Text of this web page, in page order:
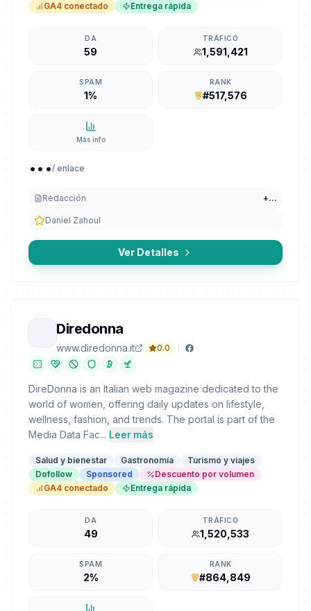
GA4 conectado
Entrega rápida
DA
59
TRÁFICO
1,591,421
SPAM
1%
RANK
#517,576
Más info
.../ enlace
Redacción +...
Daniel Zahoul
Ver Detalles
Diredonna
www.diredonna.it 0.0
DireDonna is an Italian web magazine dedicated to the
world of women, offering daily updates on lifestyle,
wellness, fashion, and trends. The portal is part of the
Media Data Fac... Leer más
Salud y bienestar Gastronomía
Turismo y viajes
Dofollow
Sponsored
Descuento por volumen
GA4 conectado
Entrega rápida
DA
49
TRÁFICO
1,520,533
SPAM
2%
RANK
#864,849